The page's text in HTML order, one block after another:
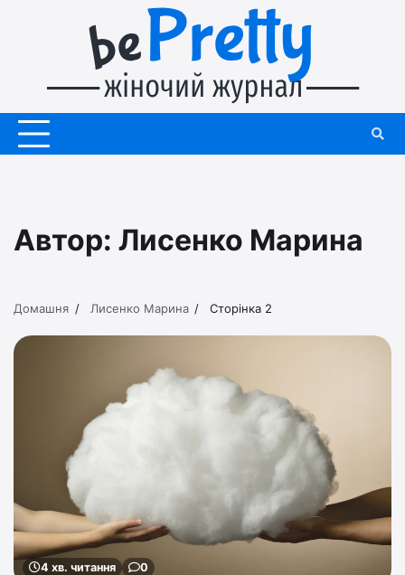
Автор: Лисенко Марина
Домашня Лисенко Марина Сторінка 2
4 хв. читання 0